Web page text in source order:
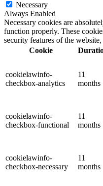
Necessary
Always Enabled
Necessary cookies are
function properly. These
security features of the
Cookie
cookielawinfo-
checkbox-analytics
11
months
cookielawinfo-
checkbox-functional
11
months
cookielawinfo-
checkbox-necessary
11
months